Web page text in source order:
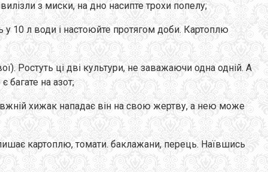
з миски, на дно насипте трохи попелу;
у 10 л води і настоюйте протягом доби. Картоплю
Ростуть ці дві культури, не заважаючи одна одній. А
багате на азот;
хижак нападає він на свою жертву, а нею може
картоплю, томати. баклажани, перець. Наївшись